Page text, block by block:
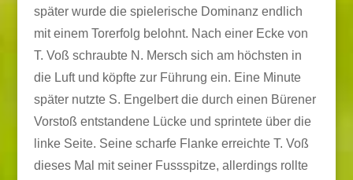
später wurde die spielerische Dominanz endlich
mit einem Torerfolg belohnt. Nach einer Ecke von
T. Voß schraubte N. Mersch sich am höchsten in
die Luft und köpfte zur Führung ein. Eine Minute
später nutzte S. Engelbert die durch einen Bürener
Vorstoß entstandene Lücke und sprintete über die
linke Seite. Seine scharfe Flanke erreichte T. Voß
dieses Mal mit seiner Fussspitze, allerdings rollte